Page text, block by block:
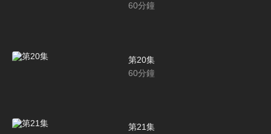
60分鐘
第20集
60分鐘
第21集